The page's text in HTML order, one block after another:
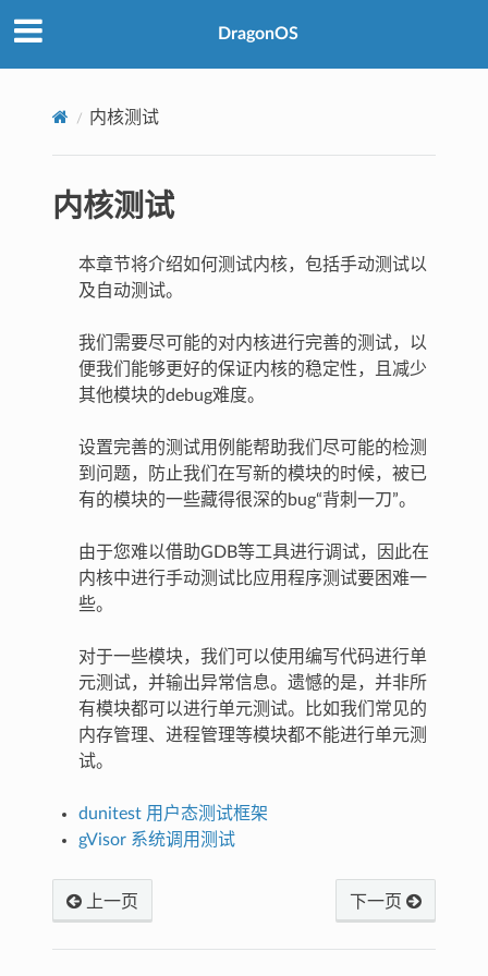
DragonOS
内核测试
内核测试
本章节将介绍如何测试内核，包括手动测试以
及自动测试。
我们需要尽可能的对内核进行完善的测试，以
便我们能够更好的保证内核的稳定性，且减少
其他模块的debug难度。
设置完善的测试用例能帮助我们尽可能的检测
到问题，防止我们在写新的模块的时候，被已
有的模块的一些藏得很深的bug“背刺一刀”。
由于您难以借助GDB等工具进行调试，因此在
内核中进行手动测试比应用程序测试要困难一
些。
对于一些模块，我们可以使用编写代码进行单
元测试，并输出异常信息。遗憾的是，并非所
有模块都可以进行单元测试。比如我们常见的
内存管理、进程管理等模块都不能进行单元测
试。
dunitest 用户态测试框架
gVisor 系统调用测试
上一页 下一页